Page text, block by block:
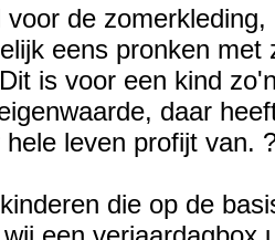
voor de
eens pronken met
is voor een kind
daar
hele leven profijt van.
die op de